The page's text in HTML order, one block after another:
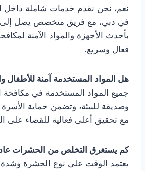
نعم، نحن نقدم خدمات شاملة داخل
في دبي، مع فريق متخصص يصل إلى
بأحدث الأجهزة والمواد الآمنة
فعال وسريع.
هل المواد المستخدمة آمنة للأطفال
جميع المواد المستخدمة في مكافحة
وصديقة للبيئة، وتضمن حماية الأسرة
مع تحقيق أعلى فعالية للقضاء على
كم يستغرق التخلص من الحشرات
يعتمد الوقت على نوع الحشرة وشدة